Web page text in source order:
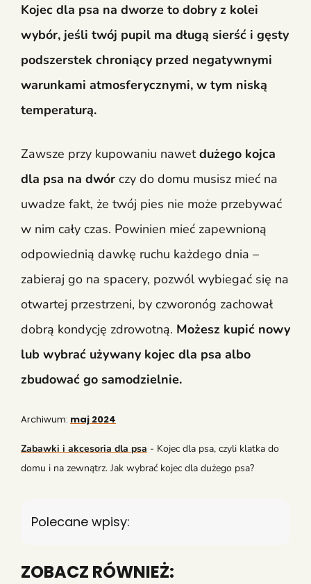
Kojec dla psa na dworze to dobry z kolei
wybór, jeśli twój pupil ma długą sierść i gęsty
podszerstek chroniący przed negatywnymi
warunkami atmosferycznymi, w tym niską
temperaturą.
Zawsze przy kupowaniu nawetdużego kojca
dla psa na dwór czy do domu musisz mieć na
uwadze fakt, że twój pies nie może przebywać
w nim cały czas. Powinien mieć zapewnioną
odpowiednią dawkę ruchu każdego dnia –
zabieraj go na spacery, pozwól wybiegać się na
otwartej przestrzeni, by czworonóg zachował
dobrą kondycję zdrowotną. Możesz kupić nowy
lub wybrać używany kojec dla psa albo
zbudować go samodzielnie.
Archiwum: maj 2024
Zabawki i akcesoria dla psa - Kojec dla psa, czyli klatka do
domu i na zewnątrz. Jak wybrać kojec dla dużego psa?
Polecane wpisy:
ZOBACZ RÓWNIEŻ: